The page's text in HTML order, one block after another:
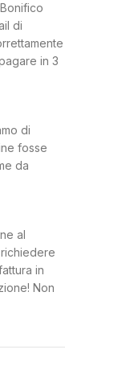
di
in 3
di
fosse
da
al
in
Non